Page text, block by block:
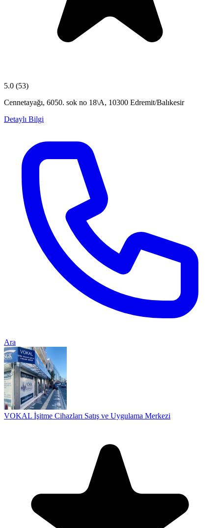
5.0 (53)
Cennetayağı, 6050. sok no 18\A, 10300 Edremit/Balıkesir
Detaylı Bilgi
Ara
VOKAL İşitme Cihazları Satış ve Uygulama Merkezi